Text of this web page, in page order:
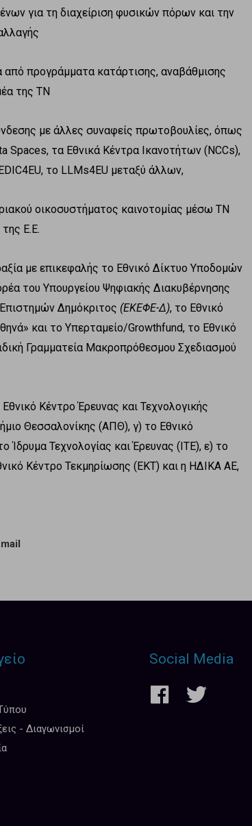
για τη διαχείριση φυσικών πόρων και την
προγράμματα κατάρτισης, αναβάθμισης
της ΤΝ
με άλλες συναφείς πρωτοβουλίες, όπως
Spaces, τα Εθνικά Κέντρα Ικανοτήτων (NCCs),
το LLMs4EU μεταξύ άλλων,
οικοσυστήματος καινοτομίας μέσω ΤΝ
Ε.Ε.
με επικεφαλής το Εθνικό Δίκτυο Υποδομών
του Υπουργείου Ψηφιακής Διακυβέρνησης
Δημόκριτος (ΕΚΕΦΕ-Δ), το Εθνικό
και το Υπερταμείο/Growthfund, το Εθνικό
Γραμματεία Μακροπρόθεσμου Σχεδιασμού
Κέντρο Έρευνας και Τεχνολογικής
Θεσσαλονίκης (AΠΘ), γ) το Εθνικό
Τεχνολογίας και Έρευνας (ΙΤΕ), ε) το
Κέντρο Τεκμηρίωσης (ΕΚΤ) και η ΗΔΙΚΑ ΑΕ,
- Διαγωνισμοί
Social Media